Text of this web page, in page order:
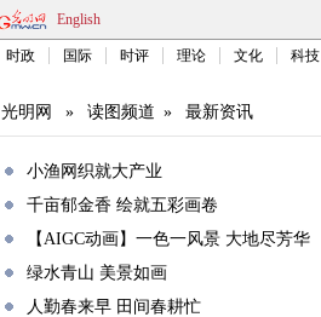
English
时政 国际 时评 理论 文化 科技
光明网 » 读图频道 » 最新资讯
小渔网织就大产业
千亩郁金香 绘就五彩画卷
【AIGC动画】一色一风景 大地尽芳华
绿水青山 美景如画
人勤春来早 田间春耕忙